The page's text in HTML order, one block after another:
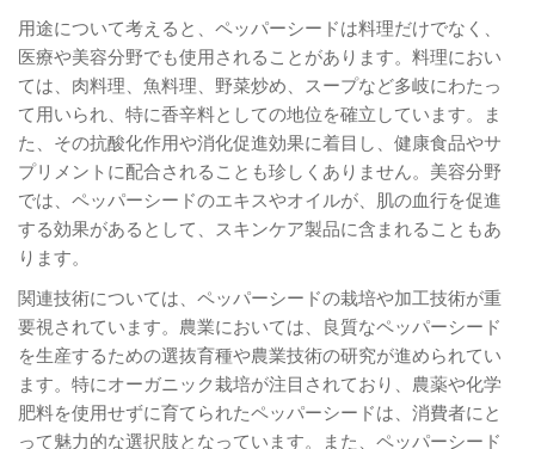
用途について考えると、ペッパーシードは料理だけでなく、
医療や美容分野でも使用されることがあります。料理におい
ては、肉料理、魚料理、野菜炒め、スープなど多岐にわたっ
て用いられ、特に香辛料としての地位を確立しています。ま
た、その抗酸化作用や消化促進効果に着目し、健康食品やサ
プリメントに配合されることも珍しくありません。美容分野
では、ペッパーシードのエキスやオイルが、肌の血行を促進
する効果があるとして、スキンケア製品に含まれることもあ
ります。
関連技術については、ペッパーシードの栽培や加工技術が重
要視されています。農業においては、良質なペッパーシード
を生産するための選抜育種や農業技術の研究が進められてい
ます。特にオーガニック栽培が注目されており、農薬や化学
肥料を使用せずに育てられたペッパーシードは、消費者にと
って魅力的な選択肢となっています。また、ペッパーシード